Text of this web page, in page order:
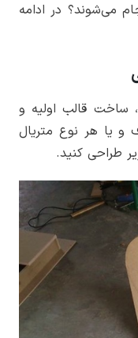
می‌شوند؟ در ادامه
ساخت قالب اولیه و
و یا هر نوع متریال
طراحی کنید.